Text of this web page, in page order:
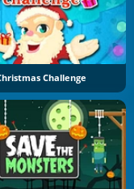
Challenge